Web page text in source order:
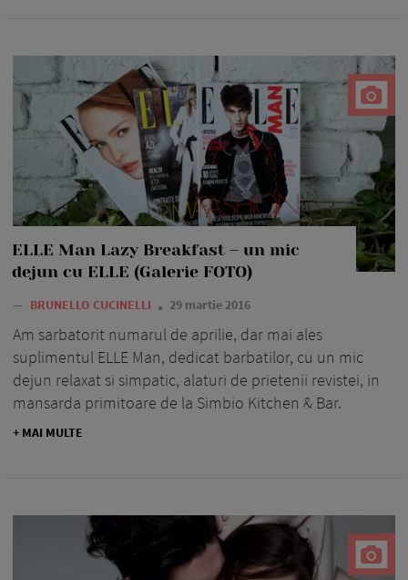
ELLE Man Lazy Breakfast – un mic
dejun cu ELLE (Galerie FOTO)
— BRUNELLO CUCINELLI 29 martie 2016
Am sarbatorit numarul de aprilie, dar mai ales
suplimentul ELLE Man, dedicat barbatilor, cu un mic
dejun relaxat si simpatic, alaturi de prietenii revistei, in
mansarda primitoare de la Simbio Kitchen & Bar.
+ MAI MULTE